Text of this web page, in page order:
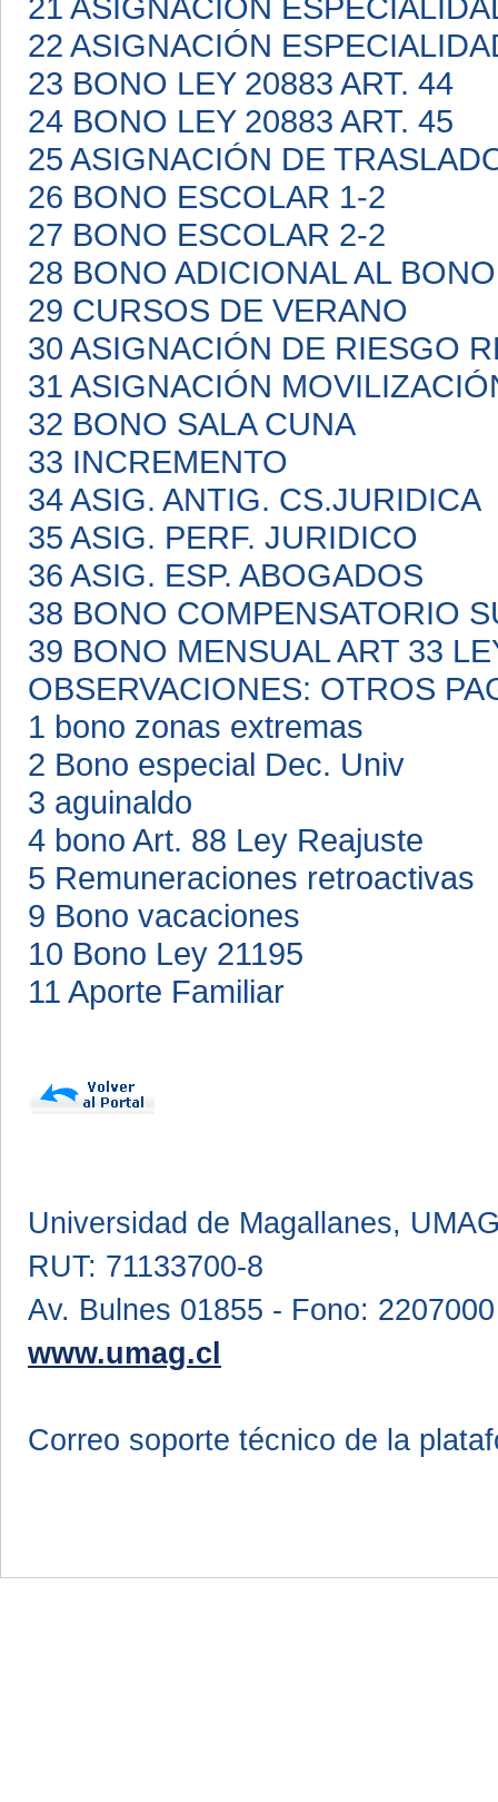
22 ASIGNACIÓN
23 BONO LEY 20883 ART. 44
24 BONO LEY 20883 ART. 45
25 ASIGNACIÓN DE
26 BONO ESCOLAR 1-2
27 BONO ESCOLAR 2-2
28 BONO ADICIONAL AL
29 CURSOS DE VERANO
30 ASIGNACIÓN DE RIESGO
31 ASIGNACIÓN
32 BONO SALA CUNA
33 INCREMENTO
34 ASIG. ANTIG. CS.JURIDICA
35 ASIG. PERF. JURIDICO
36 ASIG. ESP. ABOGADOS
38 BONO COMPENSATORIO
39 BONO MENSUAL ART 33
OBSERVACIONES: OTROS
1 bono zonas extremas
2 Bono especial Dec. Univ
3 aguinaldo
4 bono Art. 88 Ley Reajuste
5 Remuneraciones retroactivas
9 Bono vacaciones
10 Bono Ley 21195
11 Aporte Familiar
Universidad de Magallanes,
RUT: 71133700-8
Av. Bulnes 01855 - Fono: 2207000
www.umag.cl
Correo soporte técnico de la